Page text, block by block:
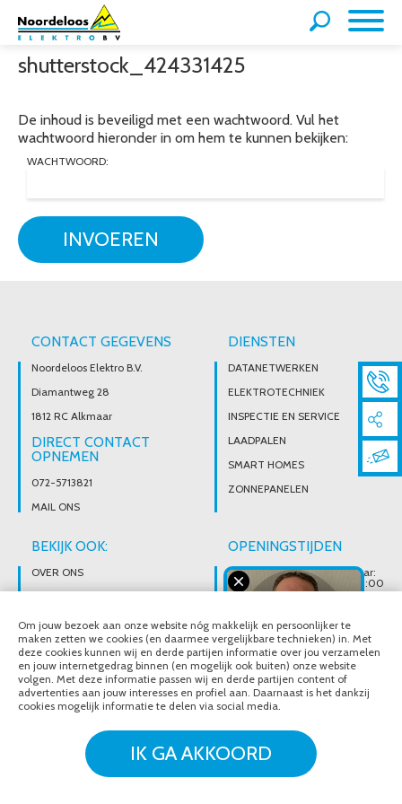
shutterstock_424331425
De inhoud is beveiligd met een wachtwoord. Vul het
wachtwoord hieronder in om hem te kunnen bekijken:
WACHTWOORD:
INVOEREN
CONTACT GEGEVENS
Noordeloos Elektro B.V.
Diamantweg 28
1812 RC Alkmaar
DIRECT CONTACT
OPNEMEN
072-5713821
MAIL ONS
DIENSTEN
DATANETWERKEN
ELEKTROTECHNIEK
INSPECTIE EN SERVICE
LAADPALEN
SMART HOMES
ZONNEPANELEN
BEKIJK OOK:
OVER ONS
VACATURES
OPENINGSTIJDEN
Wij zijn telefonisch bereikbaar:
Maandag tot vrijdag van 08:00
t/m 17:00 uur
particuliere verkoop.
Afhalen van materialen is
alleen mogelijk na telefonisch
contact.
Over ons
Brochures
Vacatures
Om jouw bezoek aan onze website nóg makkelijk en persoonlijker te
maken zetten we cookies (en daarmee vergelijkbare technieken) in. Met
deze cookies kunnen wij en derde partijen informatie over jou verzamelen
en jouw internetgedrag binnen (en mogelijk ook buiten) onze website
volgen. Met deze informatie passen wij en derde partijen content of
advertenties aan jouw interesses en profiel aan. Daarnaast is het dankzij
cookies mogelijk informatie te delen via social media.
IK GA AKKOORD